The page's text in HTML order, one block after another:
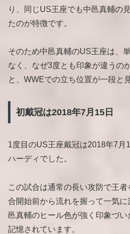
り、同じUS王座でも中邑真輔の
たのが特徴です。
そのため中邑真輔のUS王座は、
なく、なぜ3度とも印象が違うの
と、WWEでの立ち位置が一段と
初戴冠は2018年7月15日
1度目のUS王座戴冠は2018年7月
ハーディでした。
この試合は通常の長い攻防で王
合開始前から流れを握って一気
邑真輔のヒール色が強く印象づ
記憶されています。